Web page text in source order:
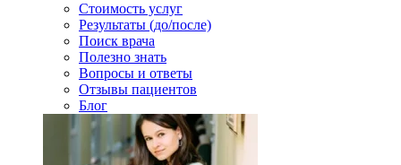
Стоимость услуг
Результаты (до/после)
Поиск врача
Полезно знать
Вопросы и ответы
Отзывы пациентов
Блог